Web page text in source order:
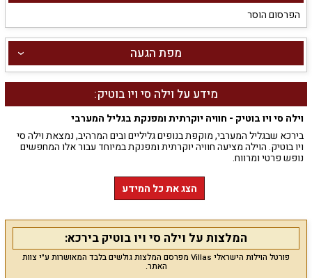
הפרסום הוסר
מפת הגעה
מידע על וילה סי ויו בוטיק:
וילה סי ויו בוטיק - חוויה יוקרתית ומפנקת בגליל המערבי
בירכא שבגליל המערבי, מוקפת בנופים גליליים ובים המרהיב, נמצאת וילה סי
ויו בוטיק. הוילה מציעה חוויה יוקרתית ומפנקת במיוחד עבור אלו המחפשים
נופש פרטי ומרווח.
מרווחות עם חדרי רחצה פרטיים ונופים גליליים מרהיבים. המטבח המאובזר
כולל תנור, מיקרוגל, מכונת קפה ותמי 4. הסלון מציע מערכת ישיבה ל-20
אינץ'.
הצג את כל המידע
המלצות על וילה סי ויו בוטיק בירכא:
פורטל הוילות הישראלי Villas מפרסם המלצות גולשים בלבד המאושרות ע"י צוות
האתר.